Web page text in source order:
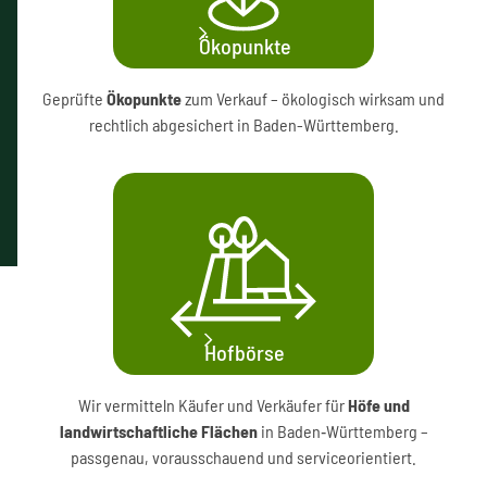
Ökopunkte
Geprüfte Ökopunktezum Verkauf – ökologisch wirksam und
rechtlich abgesichert in Baden-Württemberg.
Hofbörse
Wir vermitteln Käufer und Verkäufer fürHöfe und
landwirtschaftliche Flächenin Baden‑Württemberg –
passgenau, vorausschauend und serviceorientiert.